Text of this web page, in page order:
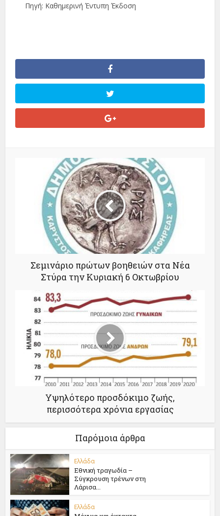
Πηγή: Καθημερινή Έντυπη Έκδοση
Σεμινάριο πρώτων βοηθειών στα Νέα
Στύρα την Κυριακή 6 Οκτωβρίου
Υψηλότερο προσδόκιμο ζωής,
περισσότερα χρόνια εργασίας
Παρόμοια άρθρα
Ελλάδα
Εθνική τραγωδία –
Σύγκρουση τρένων στη
Λάρισα...
Ελλάδα